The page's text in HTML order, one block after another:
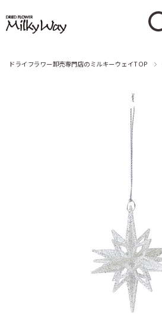
ドライフラワー卸売専門店のミルキーウェイTOP